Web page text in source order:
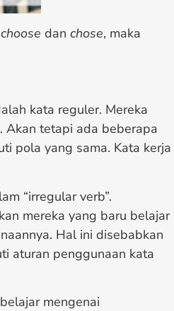
choose dan chose, maka
kata reguler. Mereka
Akan tetapi ada beberapa
pola yang sama. Kata kerja
“irregular verb”.
mereka yang baru belajar
Hal ini disebabkan
aturan penggunaan kata
mengenai